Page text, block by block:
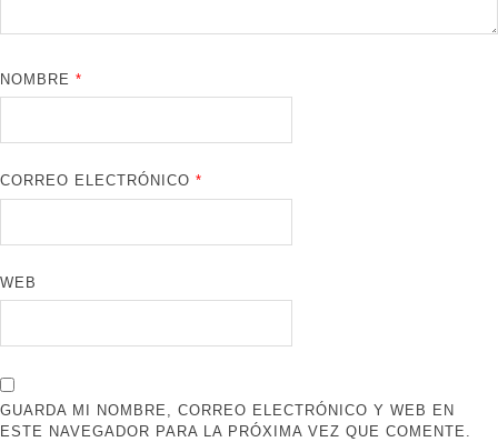
NOMBRE*
CORREO ELECTRÓNICO*
WEB
GUARDA MI NOMBRE, CORREO ELECTRÓNICO Y WEB EN
ESTE NAVEGADOR PARA LA PRÓXIMA VEZ QUE COMENTE.